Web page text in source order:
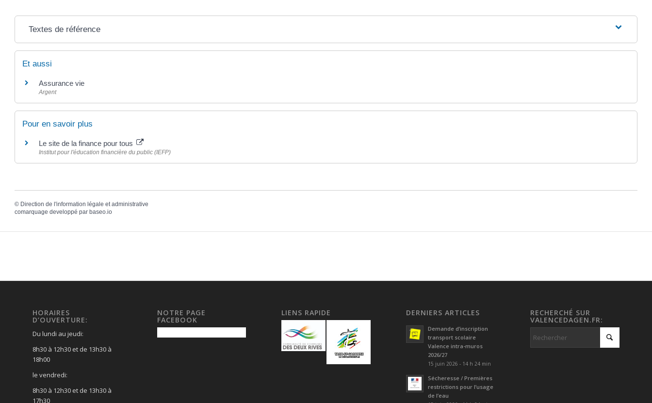
Textes de référence
Et aussi
Assurance vie
Argent
Pour en savoir plus
Le site de la finance pour tous
Institut pour l'éducation financière du public (IEFP)
© Direction de l'information légale et administrative
comarquage developpé par baseo.io
HORAIRES
D’OUVERTURE:
Du lundi au jeudi:
8h30 à 12h30 et de 13h30 à
18h00
le vendredi:
8h30 à 12h30 et de 13h30 à
17h30
NOTRE PAGE
FACEBOOK
LIENS RAPIDE DERNIERS ARTICLES
Demande d’inscription
transport scolaire
Valence intra-muros
2026/27
15 juin 2026 - 14 h 24 min
Sécheresse / Premières
restrictions pour l’usage
de l’eau
RECHERCHÉ SUR
VALENCEDAGEN.FR: